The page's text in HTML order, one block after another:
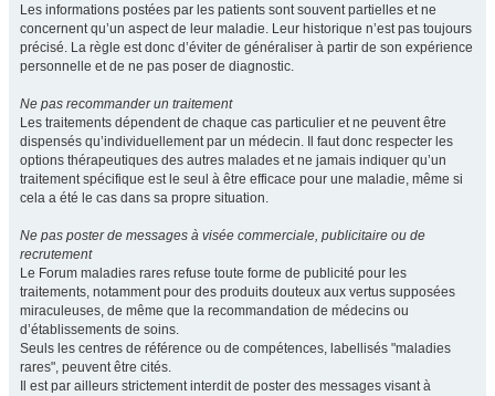
Les informations postées par les patients sont souvent partielles et ne
concernent qu’un aspect de leur maladie. Leur historique n’est pas toujours
précisé. La règle est donc d’éviter de généraliser à partir de son expérience
personnelle et de ne pas poser de diagnostic.
Ne pas recommander un traitement
Les traitements dépendent de chaque cas particulier et ne peuvent être
dispensés qu’individuellement par un médecin. Il faut donc respecter les
options thérapeutiques des autres malades et ne jamais indiquer qu’un
traitement spécifique est le seul à être efficace pour une maladie, même si
cela a été le cas dans sa propre situation.
Ne pas poster de messages à visée commerciale, publicitaire ou de
recrutement
Le Forum maladies rares refuse toute forme de publicité pour les
traitements, notamment pour des produits douteux aux vertus supposées
miraculeuses, de même que la recommandation de médecins ou
d’établissements de soins.
Seuls les centres de référence ou de compétences, labellisés "maladies
rares", peuvent être cités.
Il est par ailleurs strictement interdit de poster des messages visant à